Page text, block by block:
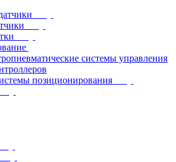
системы управления
позиционирования